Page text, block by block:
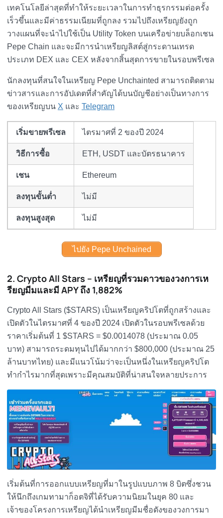
เทคโนโลยีล่าสุดที่ทำให้ระยะเวลาในการทำธุรกรรมต่อครั้ง
เร็วขึ้นและมีค่าธรรมเนียมที่ถูกลง รวมไปถึงเหรียญยังถูก
วางแผนที่จะนำไปใช้เป็น Utility Token บนเครือข่ายบล็อกเชน
Pepe Chain และจะมีการนำเหรียญลิสต์สู่กระดานเทรด
ประเภท DEX และ CEX หลังจากสิ้นสุดการขายในรอบพรีเซล
นักลงทุนที่สนใจในเหรียญ Pepe Unchainted สามารถติดตาม
ข่าวสารและการอัปเดตที่สำคัญได้บนบัญชีอย่างเป็นทางการ
ของเหรียญบน X และ Telegram
เริ่มขายพรีเซล ไตรมาศที่ 2 ของปี 2024
วิธีการซื้อ ETH, USDT และบัตรธนาคาร
เชน Ethereum
ลงทุนขั้นต่ำ ไม่มี
ลงทุนสูงสุด ไม่มี
ไปยัง Pepe Unchained
2. Crypto All Stars – เหรียญที่รวมดาวของวงการเห
รียญมีมและมี APY ถึง 1,882%
Crypto All Stars ($STARS) เป็นเหรียญคริปโตที่ถูกสร้างและ
เปิดตัวในไตรมาศที่ 4 ของปี 2024 เปิดตัวในรอบพรีเซลด้วย
ราคาเริ่มต้นที่ 1 $STARS = $0.0014078 (ประมาณ 0.05
บาท) สามารถระดมทุนไปได้มากกว่า $800,000 (ประมาณ 25
ล้านบาทไทย) และมีแนวโน้มว่าจะเป็นหนึ่งในเหรียญคริปโต
ทำกำไรมากที่สุดเพราะมีคุณสมบัติที่น่าสนใจหลายประการ
เริ่มต้นที่การออกแบบเหรียญที่มาในรูปแบบภาพ 8 บิตซึ่งชวน
ให้นึกถึงเกมทามาก็อตจิที่ได้รับความนิยมในยุค 80 และ
เจ้าของโครงการเหรียญได้นำเหรียญมีมชื่อดังของวงการมา